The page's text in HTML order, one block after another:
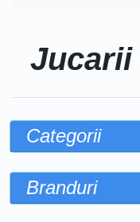
Jucarii
Categorii
Branduri